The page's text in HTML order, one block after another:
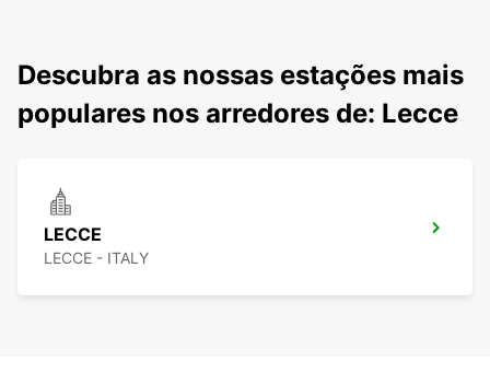
Descubra as nossas estações mais
populares nos arredores de: Lecce
LECCE
LECCE - ITALY